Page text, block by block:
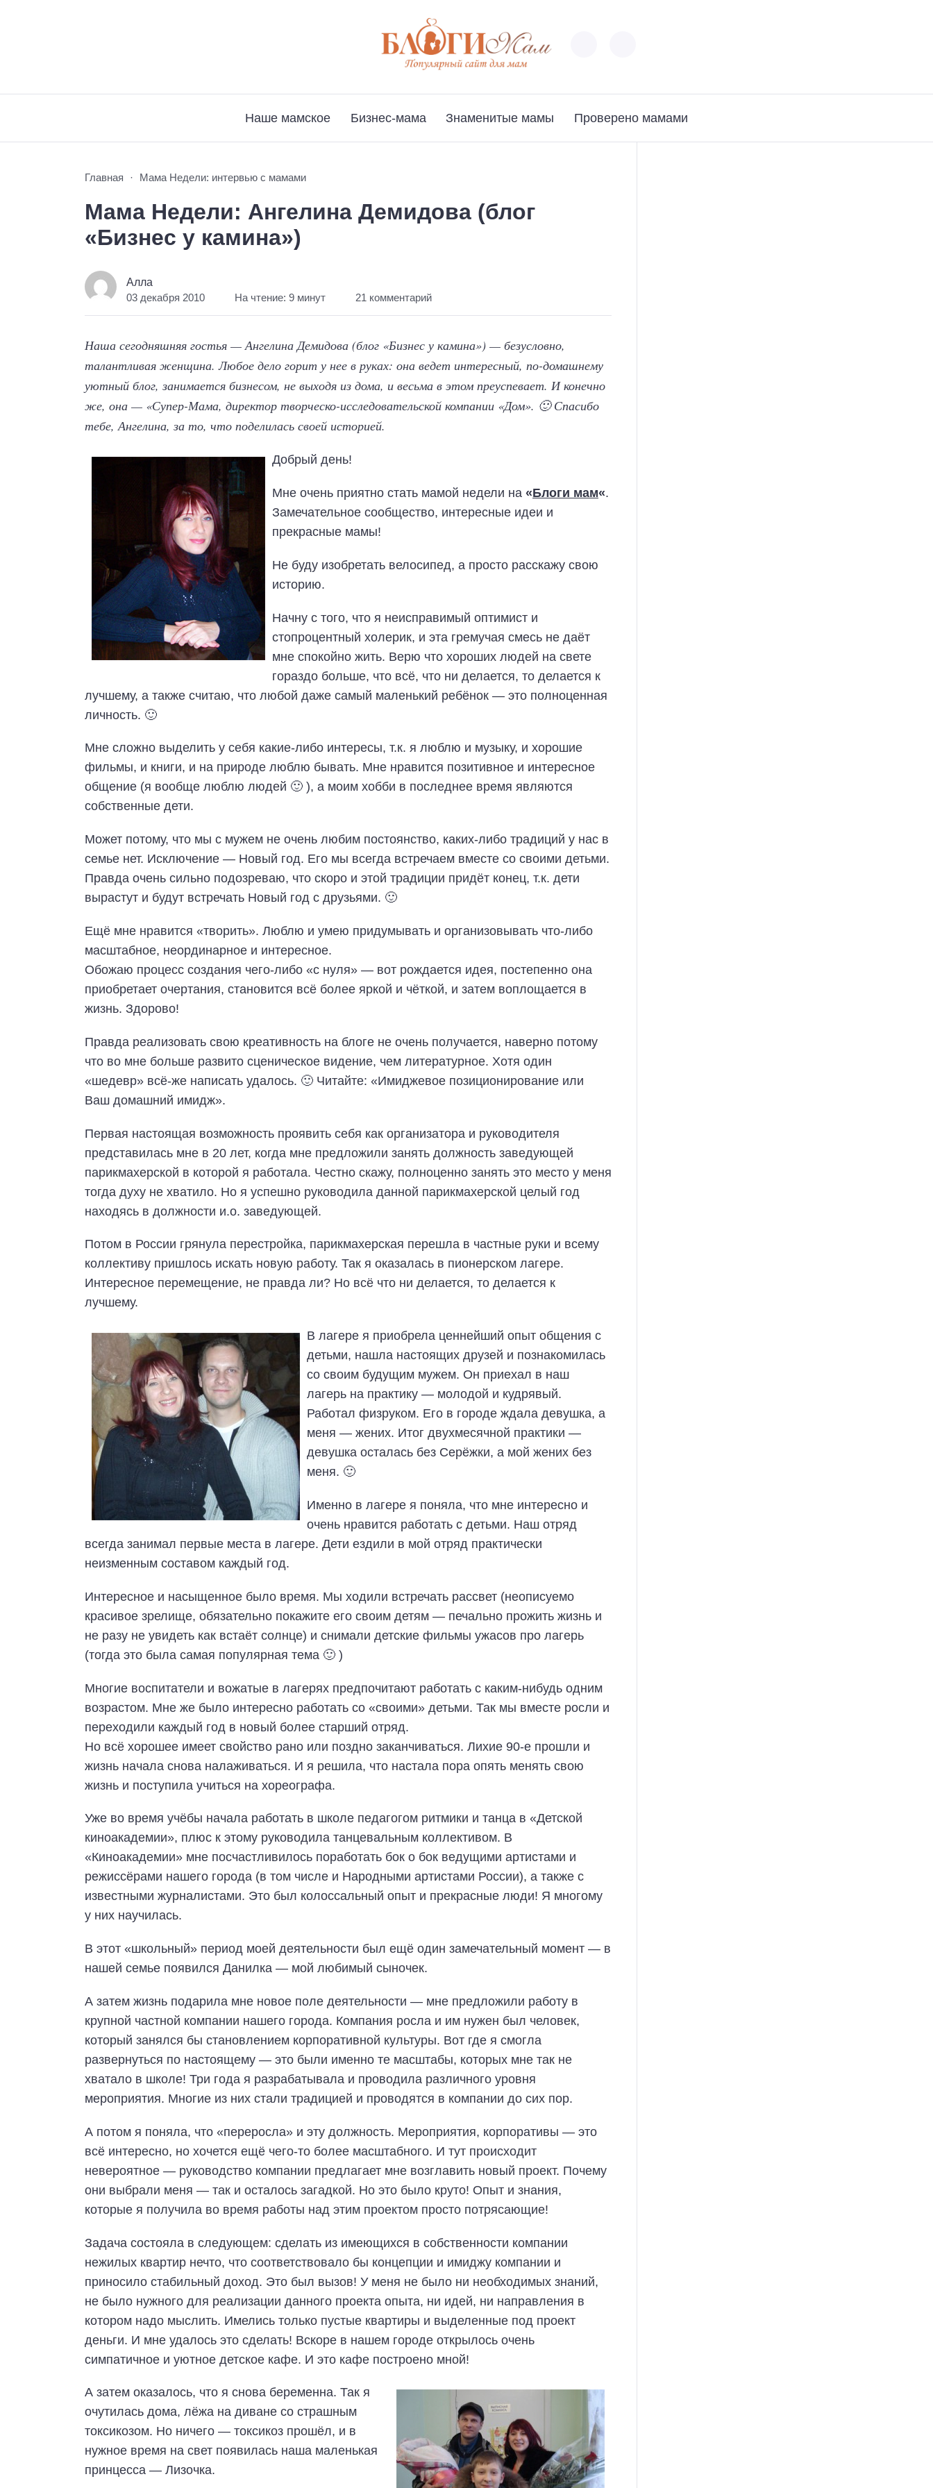
Наше мамское Бизнес-мама Знаменитые мамы Проверено мамами
Главная Мама Недели: интервью с мамами
Мама Недели: Ангелина Демидова (блог
«Бизнес у камина»)
Алла
03 декабря 2010 На чтение: 9 минут 21 комментарий
Наша сегодняшняя гостья — Ангелина Демидова (блог «Бизнес у камина») — безусловно,
талантливая женщина. Любое дело горит у нее в руках: она ведет интересный, по-домашнему
уютный блог, занимается бизнесом, не выходя из дома, и весьма в этом преуспевает. И конечно
же, она — «Супер-Мама, директор творческо-исследовательской компании «Дом». 🙂 Спасибо
тебе, Ангелина, за то, что поделилась своей историей.
Добрый день!
Мне очень приятно стать мамой недели на «Блоги мам«.
Замечательное сообщество, интересные идеи и
прекрасные мамы!
Не буду изобретать велосипед, а просто расскажу свою
историю.
Начну с того, что я неисправимый оптимист и
стопроцентный холерик, и эта гремучая смесь не даёт
мне спокойно жить. Верю что хороших людей на свете
гораздо больше, что всё, что ни делается, то делается к
лучшему, а также считаю, что любой даже самый маленький ребёнок — это полноценная
личность. 🙂
Мне сложно выделить у себя какие-либо интересы, т.к. я люблю и музыку, и хорошие
фильмы, и книги, и на природе люблю бывать. Мне нравится позитивное и интересное
общение (я вообще люблю людей 🙂 ), а моим хобби в последнее время являются
собственные дети.
Может потому, что мы с мужем не очень любим постоянство, каких-либо традиций у нас в
семье нет. Исключение — Новый год. Его мы всегда встречаем вместе со своими детьми.
Правда очень сильно подозреваю, что скоро и этой традиции придёт конец, т.к. дети
вырастут и будут встречать Новый год с друзьями. 🙂
Ещё мне нравится «творить». Люблю и умею придумывать и организовывать что-либо
масштабное, неординарное и интересное.
Обожаю процесс создания чего-либо «с нуля» — вот рождается идея, постепенно она
приобретает очертания, становится всё более яркой и чёткой, и затем воплощается в
жизнь. Здорово!
Правда реализовать свою креативность на блоге не очень получается, наверно потому
что во мне больше развито сценическое видение, чем литературное. Хотя один
«шедевр» всё-же написать удалось. 🙂 Читайте: «Имиджевое позиционирование или
Ваш домашний имидж».
Первая настоящая возможность проявить себя как организатора и руководителя
представилась мне в 20 лет, когда мне предложили занять должность заведующей
парикмахерской в которой я работала. Честно скажу, полноценно занять это место у меня
тогда духу не хватило. Но я успешно руководила данной парикмахерской целый год
находясь в должности и.о. заведующей.
Потом в России грянула перестройка, парикмахерская перешла в частные руки и всему
коллективу пришлось искать новую работу. Так я оказалась в пионерском лагере.
Интересное перемещение, не правда ли? Но всё что ни делается, то делается к
лучшему.
В лагере я приобрела ценнейший опыт общения с
детьми, нашла настоящих друзей и познакомилась
со своим будущим мужем. Он приехал в наш
лагерь на практику — молодой и кудрявый.
Работал физруком. Его в городе ждала девушка, а
меня — жених. Итог двухмесячной практики —
девушка осталась без Серёжки, а мой жених без
меня. 🙂
Именно в лагере я поняла, что мне интересно и
очень нравится работать с детьми. Наш отряд
всегда занимал первые места в лагере. Дети ездили в мой отряд практически
неизменным составом каждый год.
Интересное и насыщенное было время. Мы ходили встречать рассвет (неописуемо
красивое зрелище, обязательно покажите его своим детям — печально прожить жизнь и
не разу не увидеть как встаёт солнце) и снимали детские фильмы ужасов про лагерь
(тогда это была самая популярная тема 🙂 )
Многие воспитатели и вожатые в лагерях предпочитают работать с каким-нибудь одним
возрастом. Мне же было интересно работать со «своими» детьми. Так мы вместе росли и
переходили каждый год в новый более старший отряд.
Но всё хорошее имеет свойство рано или поздно заканчиваться. Лихие 90-е прошли и
жизнь начала снова налаживаться. И я решила, что настала пора опять менять свою
жизнь и поступила учиться на хореографа.
Уже во время учёбы начала работать в школе педагогом ритмики и танца в «Детской
киноакадемии», плюс к этому руководила танцевальным коллективом. В
«Киноакадемии» мне посчастливилось поработать бок о бок ведущими артистами и
режиссёрами нашего города (в том числе и Народными артистами России), а также с
известными журналистами. Это был колоссальный опыт и прекрасные люди! Я многому
у них научилась.
В этот «школьный» период моей деятельности был ещё один замечательный момент — в
нашей семье появился Данилка — мой любимый сыночек.
А затем жизнь подарила мне новое поле деятельности — мне предложили работу в
крупной частной компании нашего города. Компания росла и им нужен был человек,
который занялся бы становлением корпоративной культуры. Вот где я смогла
развернуться по настоящему — это были именно те масштабы, которых мне так не
хватало в школе! Три года я разрабатывала и проводила различного уровня
мероприятия. Многие из них стали традицией и проводятся в компании до сих пор.
А потом я поняла, что «переросла» и эту должность. Мероприятия, корпоративы — это
всё интересно, но хочется ещё чего-то более масштабного. И тут происходит
невероятное — руководство компании предлагает мне возглавить новый проект. Почему
они выбрали меня — так и осталось загадкой. Но это было круто! Опыт и знания,
которые я получила во время работы над этим проектом просто потрясающие!
Задача состояла в следующем: сделать из имеющихся в собственности компании
нежилых квартир нечто, что соответствовало бы концепции и имиджу компании и
приносило стабильный доход. Это был вызов! У меня не было ни необходимых знаний,
не было нужного для реализации данного проекта опыта, ни идей, ни направления в
котором надо мыслить. Имелись только пустые квартиры и выделенные под проект
деньги. И мне удалось это сделать! Вскоре в нашем городе открылось очень
симпатичное и уютное детское кафе. И это кафе построено мной!
А затем оказалось, что я снова беременна. Так я
очутилась дома, лёжа на диване со страшным
токсикозом. Но ничего — токсикоз прошёл, и в
нужное время на свет появилась наша маленькая
принцесса — Лизочка.